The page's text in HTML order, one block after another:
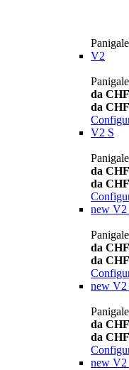
Panigale
V2
da CHF
da
V2 S
da CHF
da
new V2
da CHF
da
new V2
da CHF
da
new V2